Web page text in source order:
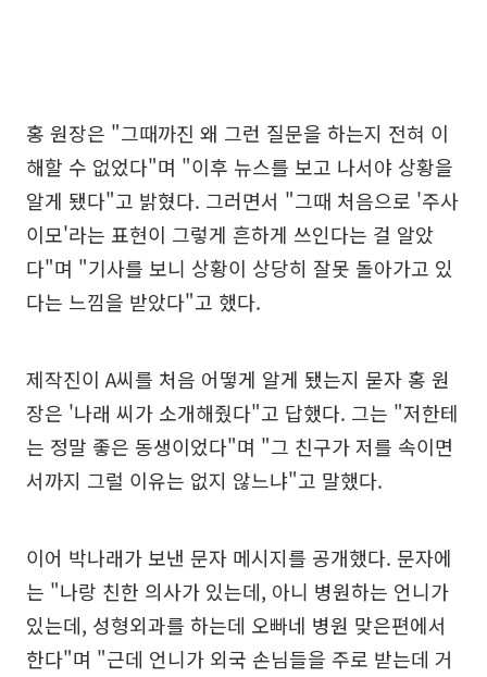
홍 원장은 "그때까진 왜 그런 질문을 하는지 전혀 이
해할 수 없었다"며 "이후 뉴스를 보고 나서야 상황을
알게 됐다"고 밝혔다. 그러면서 "그때 처음으로 '주사
이모'라는 표현이 그렇게 흔하게 쓰인다는 걸 알았
다"며 "기사를 보니 상황이 상당히 잘못 돌아가고 있
다는 느낌을 받았다"고 했다.
제작진이 A씨를 처음 어떻게 알게 됐는지 묻자 홍 원
장은 '나래 씨가 소개해줬다"고 답했다. 그는 "저한테
는 정말 좋은 동생이었다"며 "그 친구가 저를 속이면
서까지 그럴 이유는 없지 않느냐"고 말했다.
이어 박나래가 보낸 문자 메시지를 공개했다. 문자에
는 "나랑 친한 의사가 있는데, 아니 병원하는 언니가
있는데, 성형외과를 하는데 오빠네 병원 맞은편에서
한다"며 "근데 언니가 외국 손님들을 주로 받는데 거